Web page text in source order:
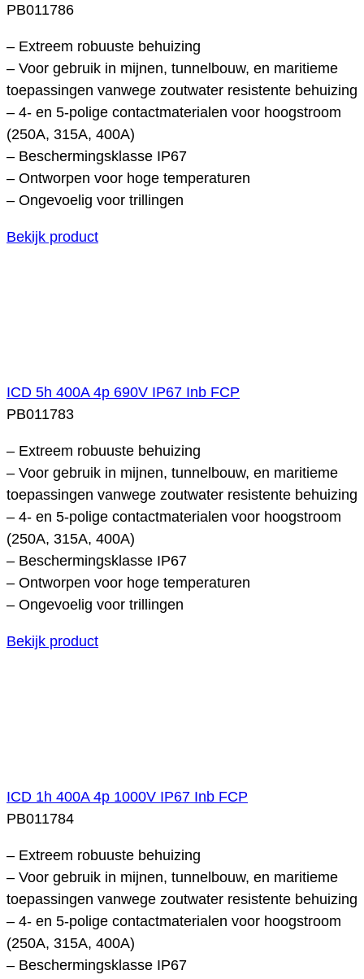
PB011786
– Extreem robuuste behuizing
– Voor gebruik in mijnen, tunnelbouw, en maritieme
toepassingen vanwege zoutwater resistente behuizing
– 4- en 5-polige contactmaterialen voor hoogstroom
(250A, 315A, 400A)
– Beschermingsklasse IP67
– Ontworpen voor hoge temperaturen
– Ongevoelig voor trillingen
Bekijk product
ICD 5h 400A 4p 690V IP67 Inb FCP
PB011783
– Extreem robuuste behuizing
– Voor gebruik in mijnen, tunnelbouw, en maritieme
toepassingen vanwege zoutwater resistente behuizing
– 4- en 5-polige contactmaterialen voor hoogstroom
(250A, 315A, 400A)
– Beschermingsklasse IP67
– Ontworpen voor hoge temperaturen
– Ongevoelig voor trillingen
Bekijk product
ICD 1h 400A 4p 1000V IP67 Inb FCP
PB011784
– Extreem robuuste behuizing
– Voor gebruik in mijnen, tunnelbouw, en maritieme
toepassingen vanwege zoutwater resistente behuizing
– 4- en 5-polige contactmaterialen voor hoogstroom
(250A, 315A, 400A)
– Beschermingsklasse IP67